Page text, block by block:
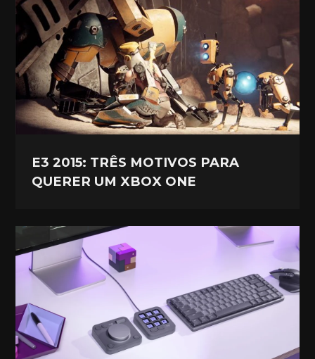
E3 2015: TRÊS MOTIVOS PARA
QUERER UM XBOX ONE